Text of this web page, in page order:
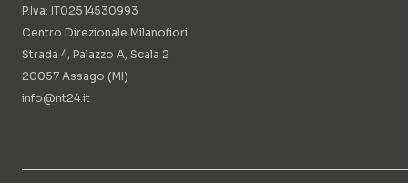
P.Iva: IT02514530993
Centro Direzionale Milanofiori
Strada 4, Palazzo A, Scala 2
20057 Assago (MI)
info@nt24.it